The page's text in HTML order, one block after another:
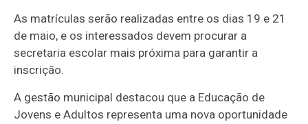
As matrículas serão realizadas entre os dias 19 e 21
de maio, e os interessados devem procurar a
secretaria escolar mais próxima para garantir a
inscrição.
A gestão municipal destacou que a Educação de
Jovens e Adultos representa uma nova oportunidade